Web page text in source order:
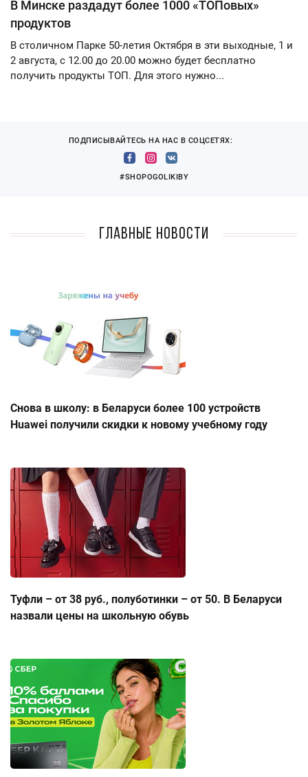
В Минске раздадут более 1000 «ТОПовых»
продуктов
В столичном Парке 50-летия Октября в эти выходные, 1 и
2 августа, с 12.00 до 20.00 можно будет бесплатно
получить продукты ТОП. Для этого нужно...
ПОДПИСЫВАЙТЕСЬ НА НАС В СОЦСЕТЯХ:
#SHOPOGOLIKIBY
Главные новости
Снова в школу: в Беларуси более 100 устройств
Huawei получили скидки к новому учебному году
Туфли – от 38 руб., полуботинки – от 50. В Беларуси
назвали цены на школьную обувь